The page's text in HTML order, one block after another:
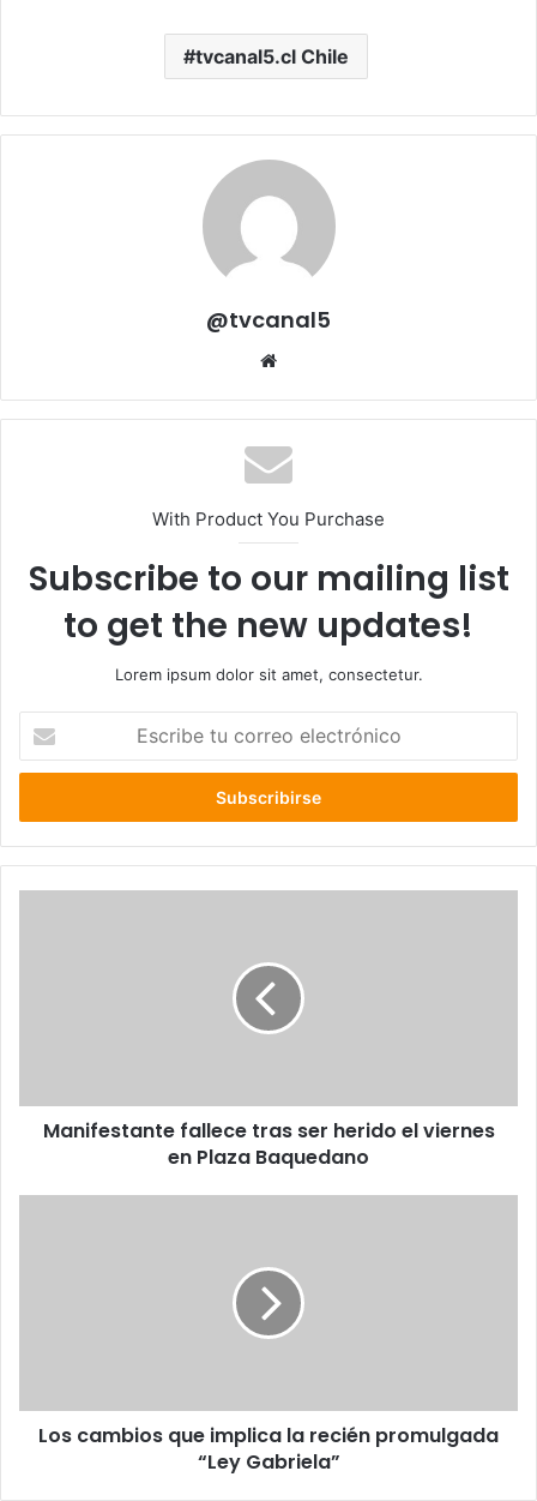
tvcanal5.cl Chile
@tvcanal5
With Product You Purchase
Subscribe to our mailing list
to get the new updates!
Lorem ipsum dolor sit amet, consectetur.
correo
Plaza
Baquedano
Manifestante fallece tras ser herido el viernes
en Plaza Baquedano
Gabriela”
Los cambios que implica la recién promulgada
“Ley Gabriela”